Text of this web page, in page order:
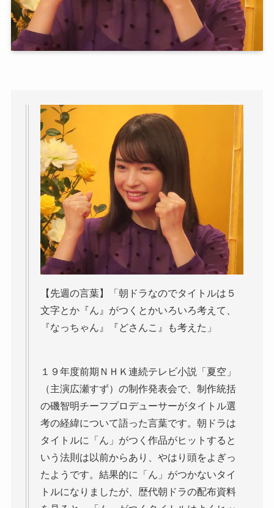
【先週の言葉】「朝ドラなのでタイトルは５
文字とか『ん』がつくとかいろいろ考えて、
『なっちゃん』『どさんこ』も考えた」
１９年度前期ＮＨＫ連続テレビ小説「夏空」
（主演広瀬すず）の制作発表会で、制作統括
の磯智明チーフプロデューサーがタイトル選
考の経緯について語った言葉です。朝ドラは
タイトルに「ん」がつく作品がヒットすると
いう法則は以前からあり、やはり頭をよぎっ
たようです。結果的に「ん」がつかないタイ
トルになりましたが、歴代朝ドラの配布資料